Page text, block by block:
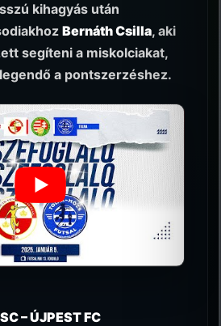
kihagyás után
Bernáth Csilla, aki
segíteni a miskolciakat,
a pontszerzéshez.
– ÚJPEST FC